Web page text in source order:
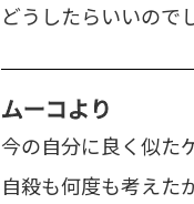
どうしたらいいので
ムーコより
今の自分に良く似た
自殺も何度も考えた